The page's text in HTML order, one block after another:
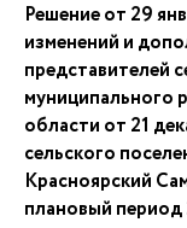
Решение от 29
изменений и
представителей
муниципального
области от 21
сельского
Красноярский
плановый